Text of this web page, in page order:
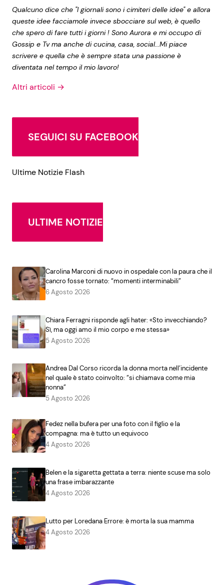
Qualcuno dice che "I giornali sono i cimiteri delle idee" e allora
queste idee facciamole invece sbocciare sul web, è quello
che spero di fare tutti i giorni ! Sono Aurora e mi occupo di
Gossip e Tv ma anche di cucina, casa, social...Mi piace
scrivere e quella che è sempre stata una passione è
diventata nel tempo il mio lavoro!
Altri articoli →
SEGUICI SU FACEBOOK
Ultime Notizie Flash
ULTIME NOTIZIE
Carolina Marconi di nuovo in ospedale con la paura che il
cancro fosse tornato: “momenti interminabili”
6 Agosto 2026
Chiara Ferragni risponde agli hater: «Sto invecchiando?
Sì, ma oggi amo il mio corpo e me stessa»
5 Agosto 2026
Andrea Dal Corso ricorda la donna morta nell’incidente
nel quale è stato coinvolto: “si chiamava come mia
nonna”
5 Agosto 2026
Fedez nella bufera per una foto con il figlio e la
compagna: ma è tutto un equivoco
4 Agosto 2026
Belen e la sigaretta gettata a terra: niente scuse ma solo
una frase imbarazzante
4 Agosto 2026
Lutto per Loredana Errore: è morta la sua mamma
4 Agosto 2026